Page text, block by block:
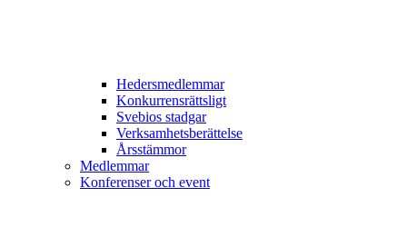
Hedersmedlemmar
Konkurrensrättsligt
Svebios stadgar
Verksamhetsberättelse
Årsstämmor
Medlemmar
Konferenser och event